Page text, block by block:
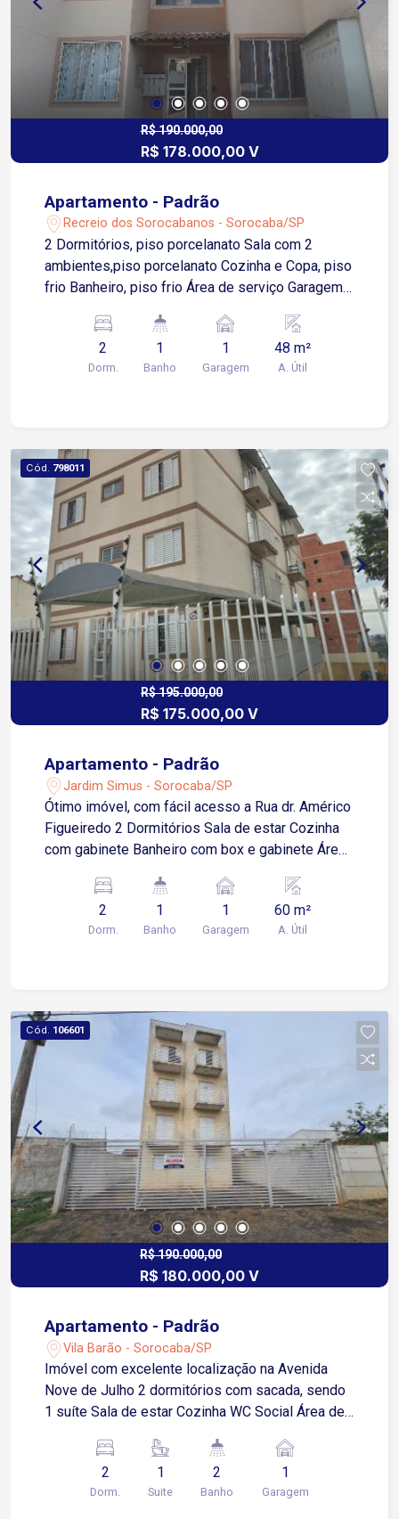
R$ 190.000,00
R$ 178.000,00 V
Apartamento - Padrão
Recreio dos Sorocabanos - Sorocaba/SP
2 Dormitórios, piso porcelanato Sala com 2
ambientes,piso porcelanato Cozinha e Copa, piso
frio Banheiro, piso frio Área de serviço Garagem
2
Dorm.
1
Banho
1
Garagem
48 m²
A. Útil
Cód. 798011
R$ 195.000,00
R$ 175.000,00 V
Apartamento - Padrão
Jardim Simus - Sorocaba/SP
Ótimo imóvel, com fácil acesso a Rua dr. Américo
Figueiredo 2 Dormitórios Sala de estar Cozinha
com gabinete Banheiro com box e gabinete Área
2,79 x 3,76 Dormitório II - 2,77 x 3,76 Sala de
estar - 3,79 x 3,53 Cozinha - 3,31 x 3,49 Área de
serviço - 2,53 x 1,32
2
Dorm.
1
Banho
1
Garagem
60 m²
A. Útil
Cód. 106601
R$ 190.000,00
R$ 180.000,00 V
Apartamento - Padrão
Vila Barão - Sorocaba/SP
Imóvel com excelente localização na Avenida
Nove de Julho 2 dormitórios com sacada, sendo
1 suíte Sala de estar Cozinha WC Social Área de
propostas
2
Dorm.
1
Suite
2
Banho
1
Garagem